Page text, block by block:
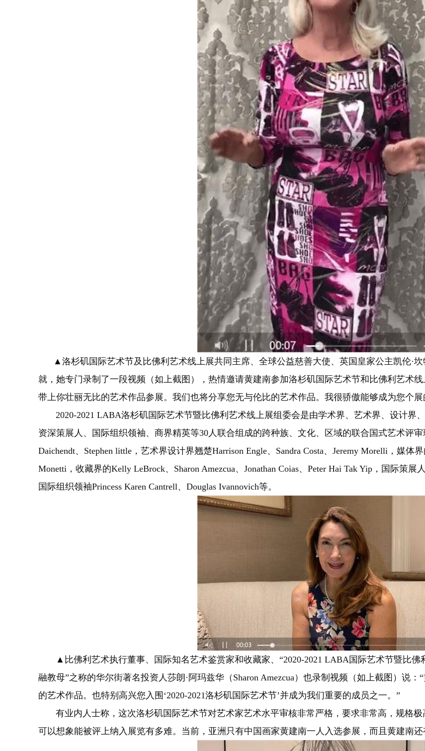
▲洛杉矶国际艺术节及比佛利艺术线上展共同主席、全球公益慈善大使、英国皇家公主凯伦·坎
就，她专门录制了一段视频（如上截图），热情邀请黄建南参加洛杉矶国际艺术节和比佛利艺术
带上你壮丽无比的艺术作品参展。我们也将分享您无与伦比的艺术作品。我很骄傲能够成为您个
2020-2021 LABA洛杉矶国际艺术节暨比佛利艺术线上展组委会是由学术界、艺术界、设计界
资深策展人、国际组织领袖、商界精英等30人联合组成的跨种族、文化、区域的联合国式艺术评
Daichendt、Stephen little，艺术界设计界翘楚Harrison Engle、Sandra Costa、Jeremy Morelli，媒体
Monetti，收藏界的Kelly LeBrock、Sharon Amezcua、Jonathan Coias、Peter Hai Tak Yip，国际策展
国际组织领袖Princess Karen Cantrell、Douglas Ivannovich等。
▲比佛利艺术执行董事、国际知名艺术鉴赏家和收藏家、“2020-2021 LABA国际艺术节暨比佛
融教母”之称的华尔街著名投资人莎朗·阿玛兹华（Sharon Amezcua）也录制视频（如上截图）说
的艺术作品。也特别高兴您入围‘2020-2021洛杉矶国际艺术节’并成为我们重要的成员之一。”
有业内人士称，这次洛杉矶国际艺术节对艺术家艺术水平审核非常严格，要求非常高，规格极
可以想象能被评上纳入展览有多难。当前，亚洲只有中国画家黄建南一人入选参展，而且黄建南还